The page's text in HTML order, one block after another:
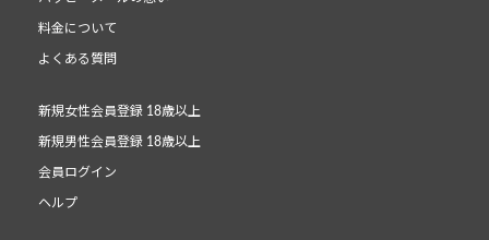
料金について
よくある質問
新規女性会員登録 18歳以上
新規男性会員登録 18歳以上
会員ログイン
ヘルプ